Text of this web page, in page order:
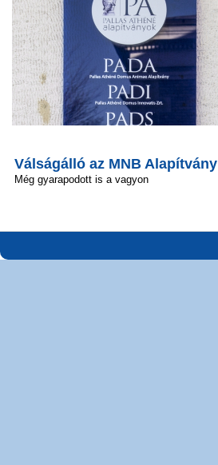
Válságálló az MNB Alapítvány
Még gyarapodott is a vagyon